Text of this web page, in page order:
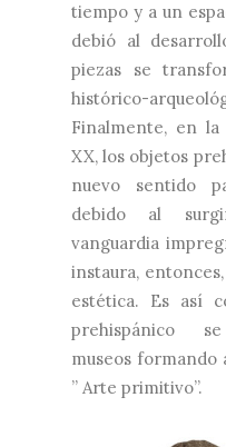
tiempo y a un
debió al
piezas se
histórico-
Finalmente, en
XX, los objetos
nuevo sentido
debido al
vanguardia
instaura,
estética.
Es así
prehispánico
museos formando
” Arte primitivo”.